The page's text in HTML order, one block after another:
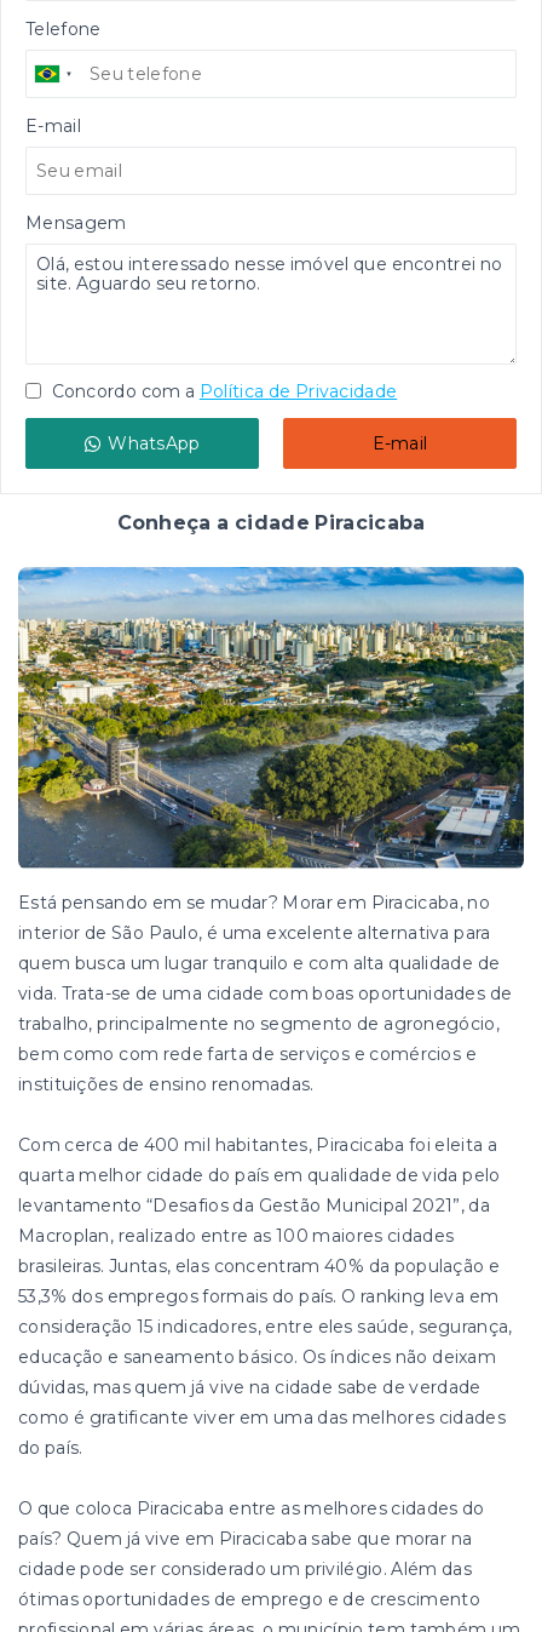
Telefone
E-mail
Mensagem
Concordo com a Política de Privacidade
WhatsApp E-mail
Conheça a cidade Piracicaba
Está pensando em se mudar? Morar em Piracicaba, no
interior de São Paulo, é uma excelente alternativa para
quem busca um lugar tranquilo e com alta qualidade de
vida. Trata-se de uma cidade com boas oportunidades de
trabalho, principalmente no segmento de agronegócio,
bem como com rede farta de serviços e comércios e
instituições de ensino renomadas.
Com cerca de 400 mil habitantes, Piracicaba foi eleita a
quarta melhor cidade do país em qualidade de vida pelo
levantamento “Desafios da Gestão Municipal 2021”, da
Macroplan, realizado entre as 100 maiores cidades
brasileiras. Juntas, elas concentram 40% da população e
53,3% dos empregos formais do país. O ranking leva em
consideração 15 indicadores, entre eles saúde, segurança,
educação e saneamento básico. Os índices não deixam
dúvidas, mas quem já vive na cidade sabe de verdade
como é gratificante viver em uma das melhores cidades
do país.
O que coloca Piracicaba entre as melhores cidades do
país? Quem já vive em Piracicaba sabe que morar na
cidade pode ser considerado um privilégio. Além das
ótimas oportunidades de emprego e de crescimento